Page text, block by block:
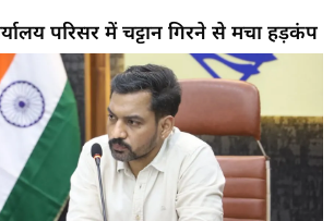
परिसर में चट्टान गिरने से मचा हड़कंप